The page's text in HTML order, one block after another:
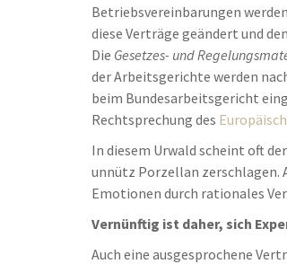
Betriebsvereinbarungen
diese Verträge geändert und
Die Gesetzes- und
der Arbeitsgerichte werden
beim Bundesarbeitsgericht
Rechtsprechung des
In diesem Urwald scheint oft
unnütz Porzellan zerschlagen.
Emotionen durch rationales
Vernünftig ist daher, sich
Auch eine ausgesprochene